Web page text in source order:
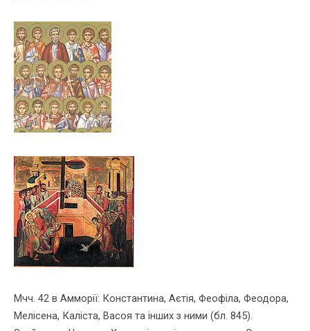
Мчч. 42 в Амморiї: Константина, Аєтiя, Феофiла, Феодора,
Мелiсена, Калiста, Васоя та iнших з ними (бл. 845).